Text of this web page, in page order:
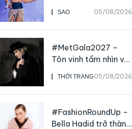
SAO 05/08/2026
live
THỜI TRANG05/08/2026
#MetGala2027 –
Tôn vinh tầm nhìn và
sức ảnh hưởng sâu
rộng của NTK John
Galliano
#FashionRoundUp –
Bella Hadid trở thành